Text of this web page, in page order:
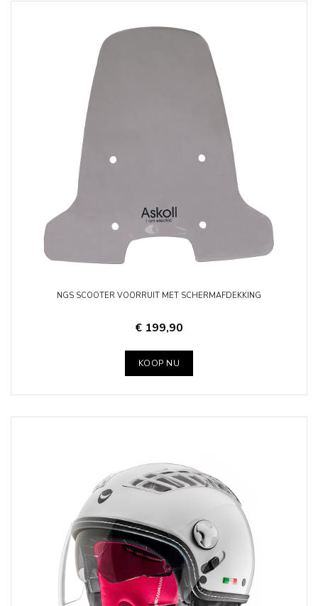
NGS SCOOTER VOORRUIT MET SCHERMAFDEKKING
€ 199,90
KOOP NU